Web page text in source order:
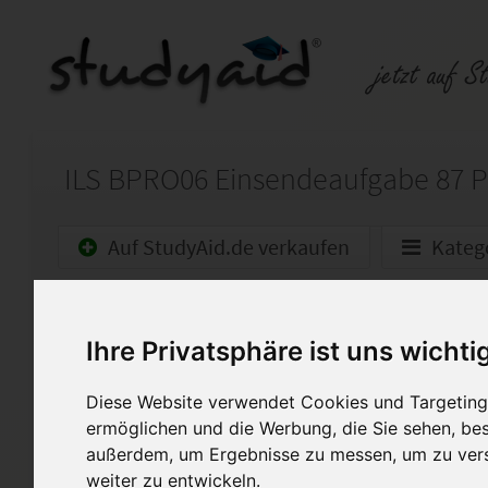
Ihre Privatsphäre ist uns
Diese Website verwendet Cookies und
ermöglichen und die Werbung, die Sie sehen,
außerdem, um Ergebnisse zu messen, um zu
weiter zu entwickeln.
Auf StudyAid.de verkaufen
Ich biete hier meine selbst
BPRO06 -
Einsendeaufgaben sollten